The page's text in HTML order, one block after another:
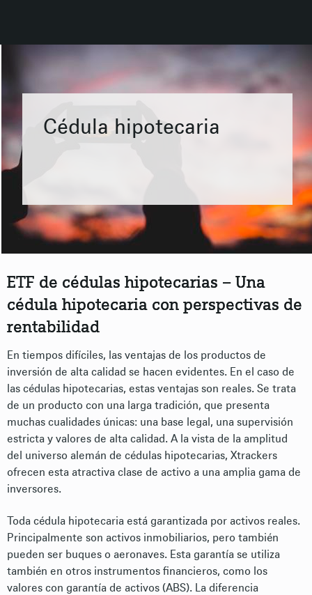
Cédula hipotecaria
ETF de cédulas hipotecarias – Una
cédula hipotecaria con perspectivas de
rentabilidad
En tiempos difíciles, las ventajas de los productos de
inversión de alta calidad se hacen evidentes. En el caso de
las cédulas hipotecarias, estas ventajas son reales. Se trata
de un producto con una larga tradición, que presenta
muchas cualidades únicas: una base legal, una supervisión
estricta y valores de alta calidad. A la vista de la amplitud
del universo alemán de cédulas hipotecarias, Xtrackers
ofrecen esta atractiva clase de activo a una amplia gama de
inversores.
Toda cédula hipotecaria está garantizada por activos reales.
Principalmente son activos inmobiliarios, pero también
pueden ser buques o aeronaves. Esta garantía se utiliza
también en otros instrumentos financieros, como los
valores con garantía de activos (ABS). La diferencia